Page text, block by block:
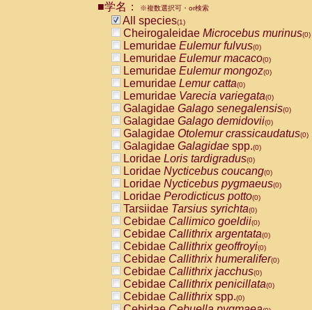
CebidaeCebus nigrivittatus
CebidaeCebus
CebidaeSaimiri boliviensis(0)
CebidaeSaimiri sciureus(0)
AtelidaeAlouatta caraya(0)
AtelidaeAlouatta fusca(0)
AtelidaeAlouatta seniculus
AtelidaeAlouattaspp.(0)
AtelidaeAteles belzebuth(0)
AtelidaeAteles geoffroyi(0)
AtelidaeAteles paniscus(0)
AtelidaeAtelesspp.(0)
Atelidae Lagothrix lagothricha
AtelidaeLagothrix lagothricha cana
PitheciidaeCacajao calvus
PitheciidaeCallicebus cupreus
PitheciidaeCallicebus donacophilus
PitheciidaeCallicebus moloch
PitheciidaeCallicebus torquatus
PitheciidaeCallicebusspp.(0)
PitheciidaeChiropotes satanas(0)
PitheciidaePithecia monachus
PitheciidaePithecia pithecia(0)
CercopithecidaeCercocebus agilis
CercopithecidaeCercocebus
■学名： ※複数選択可・or検索
All species(1)
Cheirogaleidae Microcebus murinus(0)
Lemuridae Eulemur fulvus(0)
Lemuridae Eulemur macaco(0)
Lemuridae Eulemur mongoz(0)
Lemuridae Lemur catta(0)
Lemuridae Varecia variegata(0)
Galagidae Galago senegalensis(0)
Galagidae Galago demidovii(0)
Galagidae Otolemur crassicaudatus(0)
Galagidae Galagidae spp.(0)
Loridae Loris tardigradus(0)
Loridae Nycticebus coucang(0)
Loridae Nycticebus pygmaeus(0)
Loridae Perodicticus potto(0)
Tarsiidae Tarsius syrichta(0)
Cebidae Callimico goeldii(0)
Cebidae Callithrix argentata(0)
Cebidae Callithrix geoffroyi(0)
Cebidae Callithrix humeralifer(0)
Cebidae Callithrix jacchus(0)
Cebidae Callithrix penicillata(0)
Cebidae Callithrixspp.(0)